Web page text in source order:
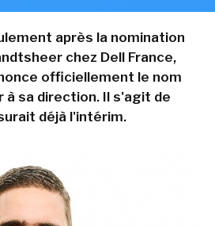
après la nomination
chez Dell France,
officiellement le nom
à sa direction. Il s'agit de
déjà l'intérim.